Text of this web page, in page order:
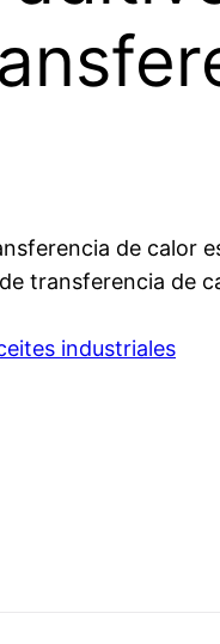
de calor
transferencia de
industriales